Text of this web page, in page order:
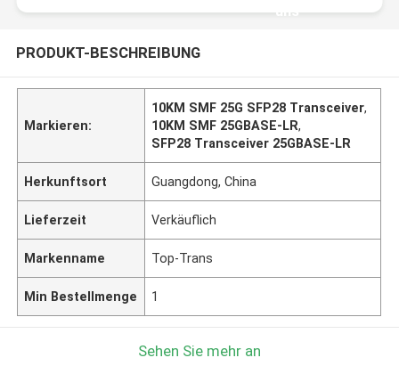
uns
PRODUKT-BESCHREIBUNG
Markieren:
10KM SMF 25G SFP28 Transceiver,
10KM SMF 25GBASE-LR,
SFP28 Transceiver 25GBASE-LR
Herkunftsort Guangdong, China
Lieferzeit Verkäuflich
Markenname Top-Trans
Min Bestellmenge 1
Sehen Sie mehr an